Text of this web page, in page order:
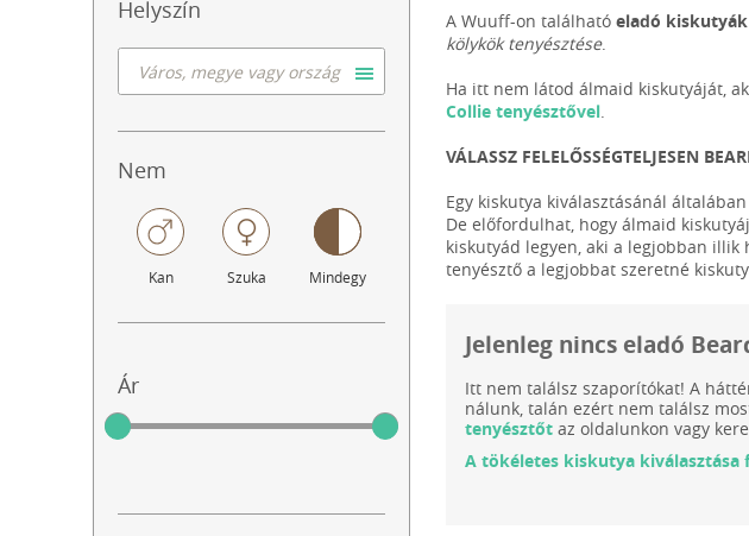
Helyszín
Nem
Kan Szuka Mindegy
Ár
A Wuuff-on található eladó kiskutyák
kölykök tenyésztése.
Ha itt nem látod álmaid kiskutyáját,
Collie tenyésztővel.
VÁLASSZ FELELŐSSÉGTELJESEN
Egy kiskutya kiválasztásánál
De előfordulhat, hogy álmaid
kiskutyád legyen, aki a legjobban illik
tenyésztő a legjobbat szeretné
Jelenleg nincs eladó
Itt nem találsz szaporítókat! A
nálunk, talán ezért nem találsz
tenyésztőt az oldalunkon vagy
A tökéletes kiskutya